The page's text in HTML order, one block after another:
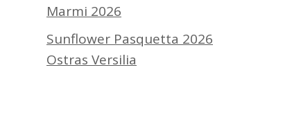
Marmi 2026
Sunflower Pasquetta 2026
Ostras Versilia